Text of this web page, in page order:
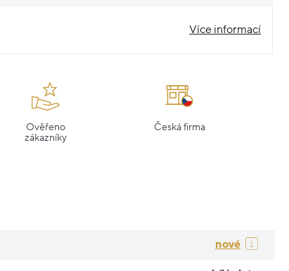
Více informací
Ověřeno
zákazníky
Česká firma
nové